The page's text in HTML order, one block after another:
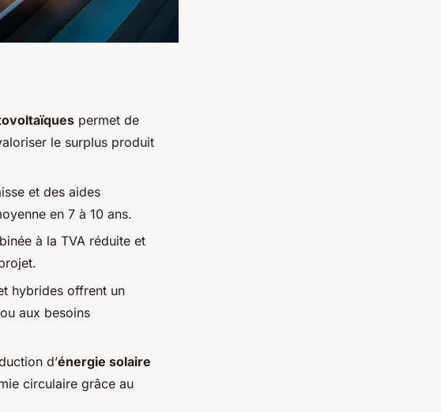
permet de
le surplus produit
et des aides
en 7 à 10 ans.
à la TVA réduite et
hybrides offrent un
aux besoins
d’énergie solaire
circulaire grâce au